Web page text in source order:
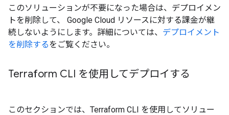
このソリューションが不要になった場合は、デプロイメン
トを削除して、 Google Cloud リソースに対する課金が継
続しないようにします。詳細については、 デプロイメント
を削除するをご覧ください。
Terraform CLI を使用してデプロイする
このセクションでは、Terraform CLI を使用してソリュー